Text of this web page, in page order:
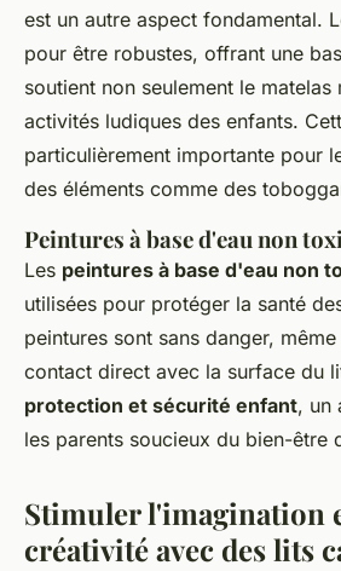
est un autre aspect fondamental.
pour être robustes, offrant une
soutient non seulement le matelas
activités ludiques des enfants.
particulièrement importante pour
des éléments comme des
Peintures à base d'eau non
Les peintures à base d'eau non
utilisées pour protéger la santé
peintures sont sans danger,
contact direct avec la surface du
protection et sécurité enfant, un
les parents soucieux du bien-être
Stimuler l'imagination
créativité avec des lits